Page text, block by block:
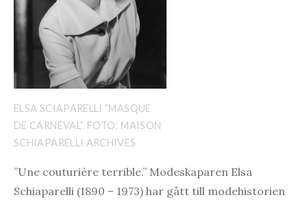
ELSA SCIAPARELLI ”MASQUE
DE CARNEVAL”. FOTO: MAISON
SCHIAPARELLI ARCHIVES
”Une couturière terrible.” Modeskaparen Elsa
Schiaparelli (1890 – 1973) har gått till modehistorien